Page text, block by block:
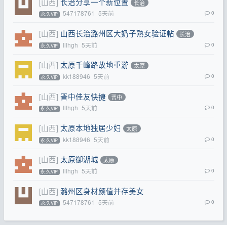
长治
永.久VIP 547178761 5天前 0
[山西] 山西长治潞州区大奶子熟女验证帖 长治
永.久VIP lllhgh 5天前 0
[山西] 太原千峰路故地重游 太原
永.久VIP kk188946 5天前 0
[山西] 晋中佳友快捷 晋中
永.久VIP lllhgh 5天前 0
[山西] 太原本地独居少妇 太原
永.久VIP kk188946 5天前 0
[山西] 太原御湖城 太原
永.久VIP lllhgh 5天前 0
[山西] 潞州区身材颜值并存美女
永.久VIP 547178761 5天前 0